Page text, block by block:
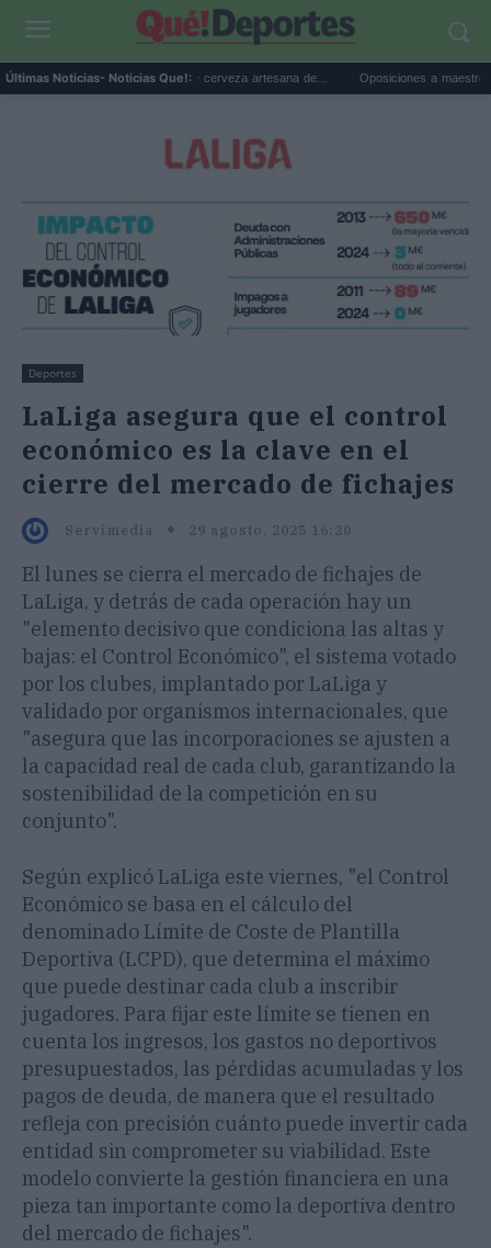
Últimas Noticias- Noticias Que!:
Birragoza 2026: el festival de cerveza artesana de... Oposiciones a maestro 2026:
Deportes
LaLiga asegura que el control
económico es la clave en el
cierre del mercado de fichajes
Servimedia 29 agosto, 2025 16:20
El lunes se cierra el mercado de fichajes de
LaLiga, y detrás de cada operación hay un
"elemento decisivo que condiciona las altas y
bajas: el Control Económico", el sistema votado
por los clubes, implantado por LaLiga y
validado por organismos internacionales, que
"asegura que las incorporaciones se ajusten a
la capacidad real de cada club, garantizando la
sostenibilidad de la competición en su
conjunto".
Según explicó LaLiga este viernes, "el Control
Económico se basa en el cálculo del
denominado Límite de Coste de Plantilla
Deportiva (LCPD), que determina el máximo
que puede destinar cada club a inscribir
jugadores. Para fijar este límite se tienen en
cuenta los ingresos, los gastos no deportivos
presupuestados, las pérdidas acumuladas y los
pagos de deuda, de manera que el resultado
refleja con precisión cuánto puede invertir cada
entidad sin comprometer su viabilidad. Este
modelo convierte la gestión financiera en una
pieza tan importante como la deportiva dentro
del mercado de fichajes".